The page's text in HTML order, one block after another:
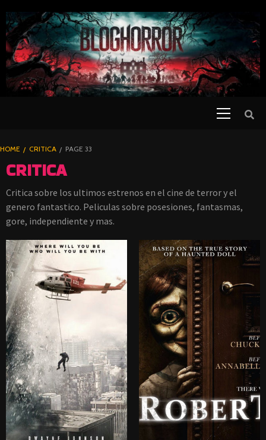
TO
CONTENT
BLOGHORROR
⋆
HOME CRITICA PAGE 33
CRITICA
Critica sobre los ultimos estrenos en el cine de terror y el
genero fantastico. Peliculas sobre posesiones, fantasmas,
gore, independiente y mas.